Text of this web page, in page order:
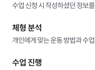
수업 신청 시 작성하셨던 정보
체형 분석
개인에게 맞는 운동 방법과 수
수업 진행